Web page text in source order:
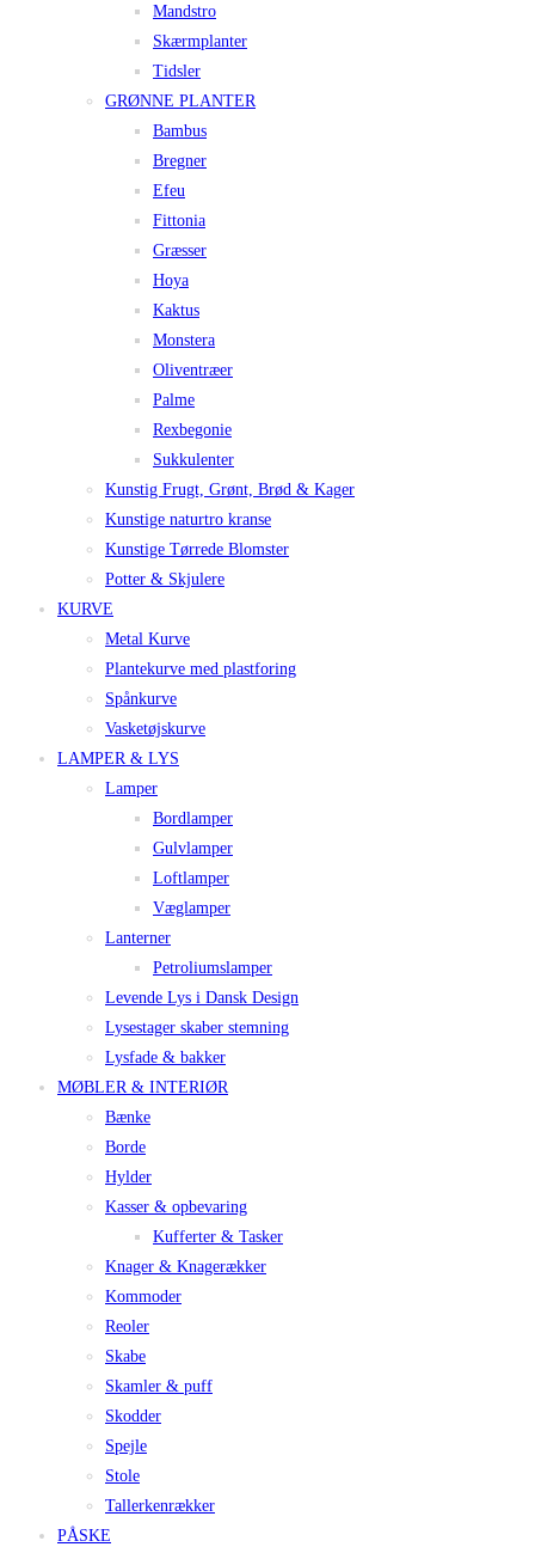
Mandstro
Skærmplanter
Tidsler
GRØNNE PLANTER
Bambus
Bregner
Efeu
Fittonia
Græsser
Hoya
Kaktus
Monstera
Oliventræer
Palme
Rexbegonie
Sukkulenter
Kunstig Frugt, Grønt, Brød & Kager
Kunstige naturtro kranse
Kunstige Tørrede Blomster
Potter & Skjulere
KURVE
Metal Kurve
Plantekurve med plastforing
Spånkurve
Vasketøjskurve
LAMPER & LYS
Lamper
Bordlamper
Gulvlamper
Loftlamper
Væglamper
Lanterner
Petroliumslamper
Levende Lys i Dansk Design
Lysestager skaber stemning
Lysfade & bakker
MØBLER & INTERIØR
Bænke
Borde
Hylder
Kasser & opbevaring
Kufferter & Tasker
Knager & Knagerækker
Kommoder
Reoler
Skabe
Skamler & puff
Skodder
Spejle
Stole
Tallerkenrækker
PÅSKE